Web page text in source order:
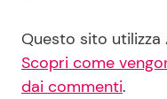
Questo sito
Scopri come
dai commenti.